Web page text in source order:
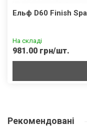
Ельф D60 Finish
На складі
981.00 грн/шт.
Рекомендовані